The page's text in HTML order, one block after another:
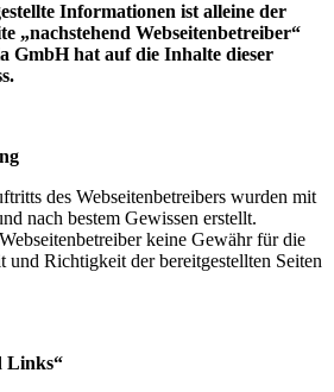
Informationen ist alleine der
„nachstehend Webseitenbetreiber“
GmbH hat auf die Inhalte dieser
des Webseitenbetreibers wurden mit
nach bestem Gewissen erstellt.
keine Gewähr für die
Richtigkeit der bereitgestellten Seiten
Links“